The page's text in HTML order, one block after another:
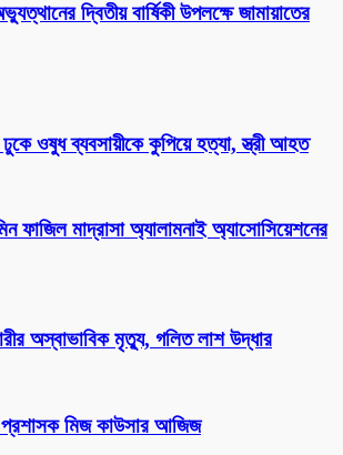
দ্বিতীয় বার্ষিকী উপলক্ষে জামায়াতের
ওষুধ ব্যবসায়ীকে কুপিয়ে হত্যা, স্ত্রী আহত
ফাজিল মাদ্রাসা অ্যালামনাই অ্যাসোসিয়েশনের
অস্বাভাবিক মৃত্যু, গলিত লাশ উদ্ধার
প্রশাসক মিজ কাউসার আজিজ